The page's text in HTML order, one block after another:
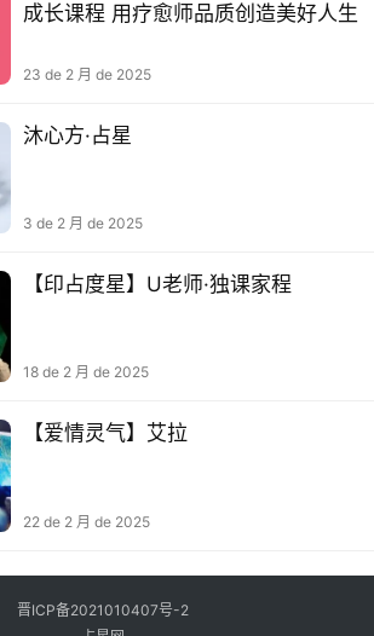
成长课程 用疗愈师品质创造美好人生
23 de 2 月 de 2025
沐心方·占星
3 de 2 月 de 2025
【印占度‬星】U老师·独课家‬程
18 de 2 月 de 2025
【爱情灵气】艾拉
22 de 2 月 de 2025
晋ICP备2021010407号-2